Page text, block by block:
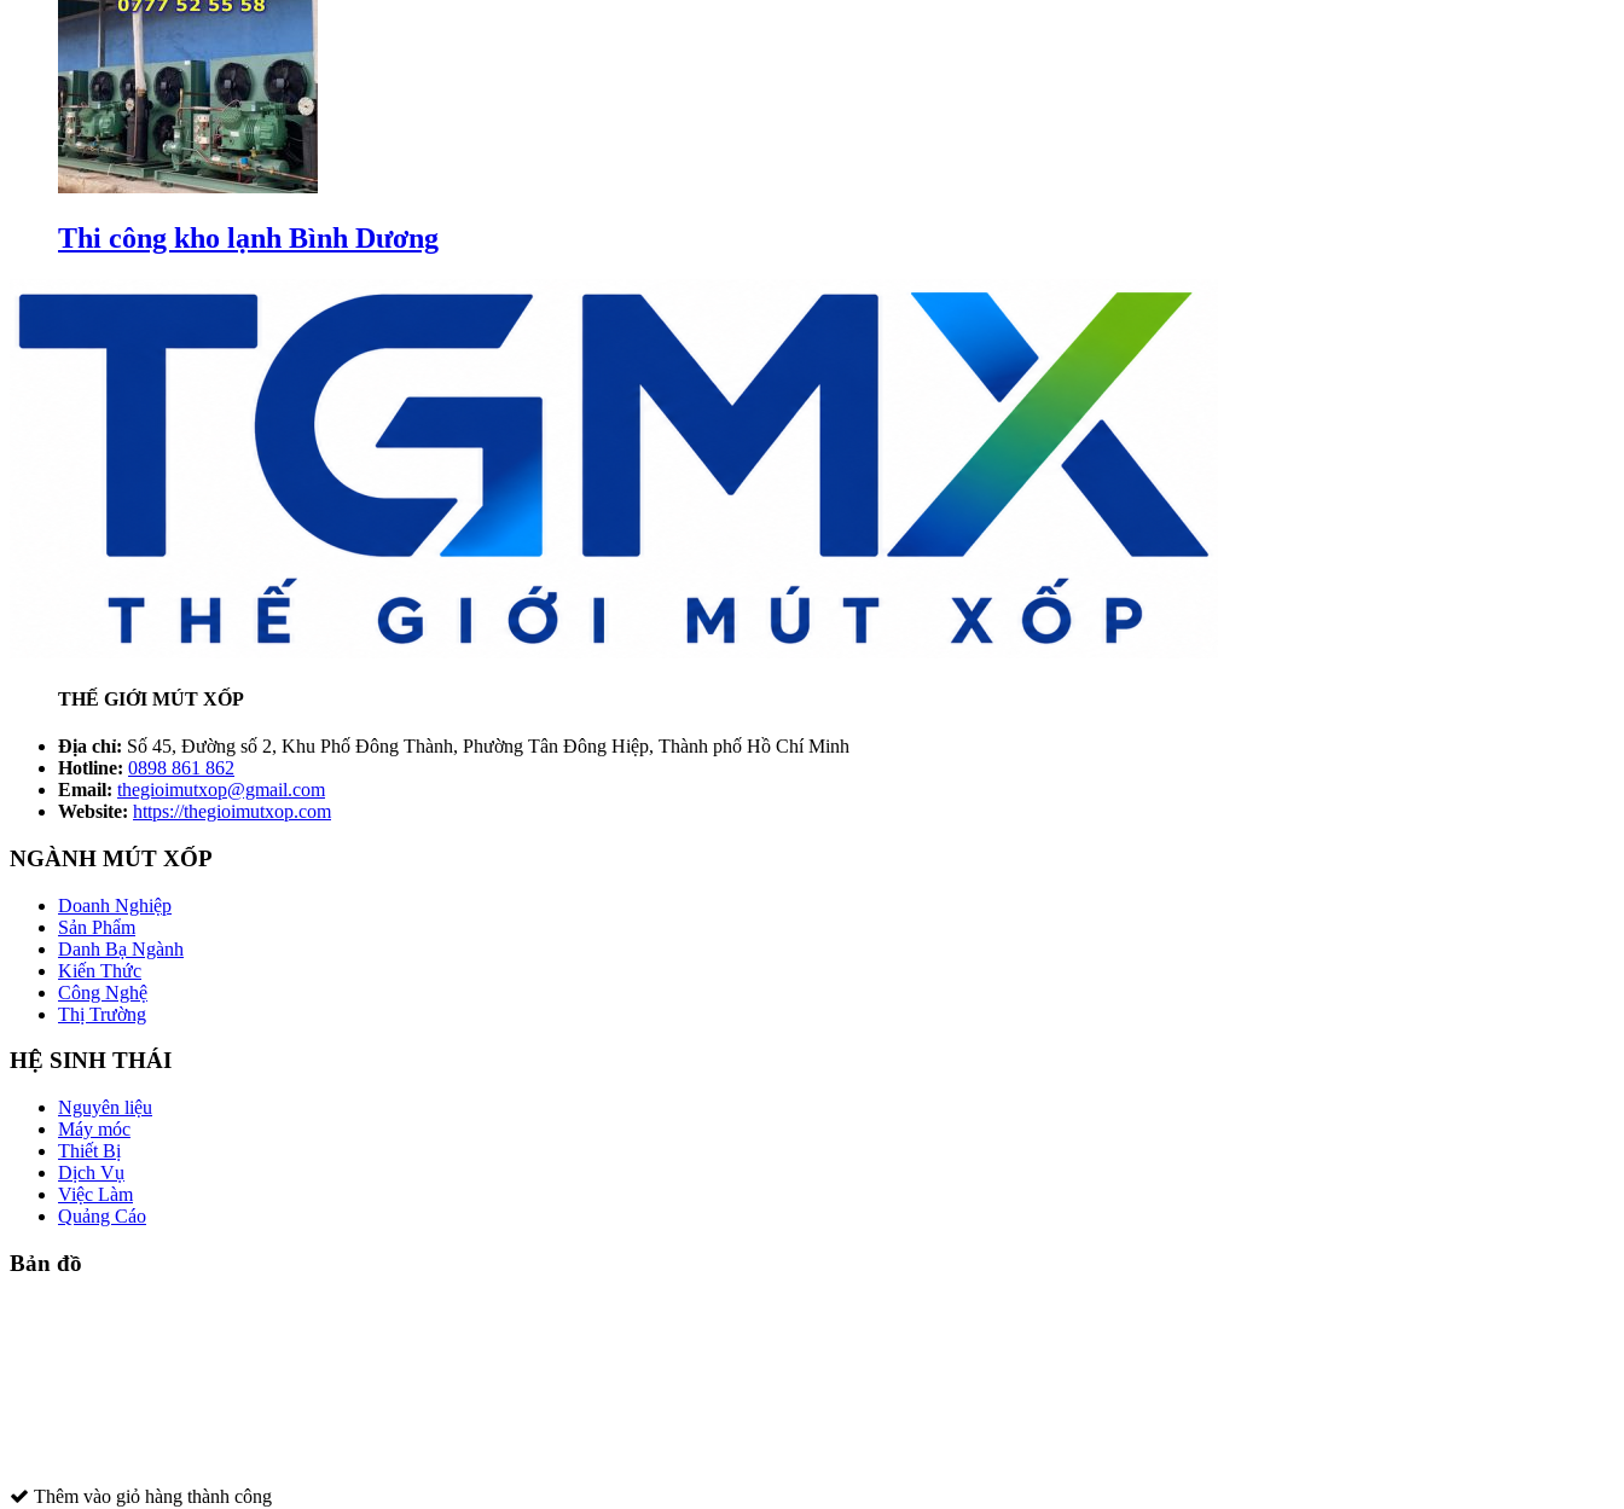
Thi công kho lạnh Bình Dương
THẾ GIỚI MÚT XỐP
Địa chỉ: Số 45, Đường số 2, Khu Phố Đông Thành, Phường Tân Đông Hiệp, Thành phố Hồ Chí Minh
Hotline: 0898 861 862
Email: thegioimutxop@gmail.com
Website: https://thegioimutxop.com
NGÀNH MÚT XỐP
Doanh Nghiệp
Sản Phẩm
Danh Bạ Ngành
Kiến Thức
Công Nghệ
Thị Trường
HỆ SINH THÁI
Nguyên liệu
Máy móc
Thiết Bị
Dịch Vụ
Việc Làm
Quảng Cáo
Bản đồ
Thêm vào giỏ hàng thành công